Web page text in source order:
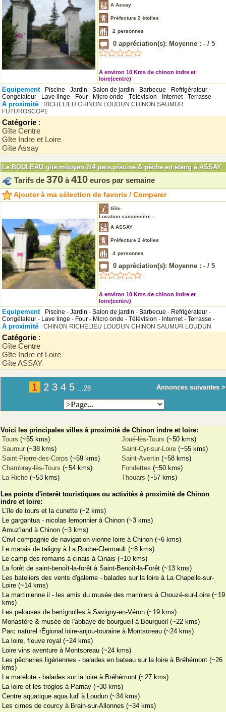
A Assay
Préfecture 2 étoiles
2 personnes
0 appréciation(s): Moyenne : - / 5
A environ 10 Kms de chinon indre et
loire(centre)
Equipement
Piscine - Jardin - Salon de jardin - Barbecue - Refrigérateur -
Congélateur - Lave linge - Four - Micro onde - Télévision - Internet - Terrasse -
A proximité RICHELIEU CHINON LOUDUN CHINON SAUMUR
FUTUROSCOPE
Catégorie :
Gîte Centre
Gîte Indre et Loire
Gîte Assay
Le BOULEAU gîte mitoyen 2/4 pers.piscine & pêche en étang à ASSAY
Tarifs de 370 à 410 euros par semaine
Ajouter à ma sélection de favoris / Comparer
Gîte-
Location saisonnière -
A ASSAY
Préfecture 2 étoiles
4 personnes
0 appréciation(s): Moyenne : - / 5
A environ 10 Kms de chinon indre et
loire(centre)
Equipement
Piscine - Jardin - Salon de jardin - Barbecue - Refrigérateur -
Congélateur - Lave linge - Four - Micro onde - Télévision - Internet - Terrasse -
A proximité CHINON RICHELIEU LOUDUN CHINON SAUMUR LOUDUN
Catégorie :
Gîte Centre
Gîte Indre et Loire
Gîte ASSAY
1 2 3 4 5 ...28 Annonces suivantes >
Voici les principales villes à proximité de Chinon indre et loire:
Tours (~55 kms) Joué-lès-Tours (~50 kms)
Saumur (~38 kms) Saint-Cyr-sur-Loire (~55 kms)
Saint-Pierre-des-Corps (~59 kms) Saint-Avertin (~58 kms)
Chambray-lès-Tours (~54 kms) Fondettes (~50 kms)
La Riche (~53 kms) Thouars (~57 kms)
Les points d'interêt touristiques ou activités à proximité de Chinon
indre et loire:
L’île de tours et la cunette (~2 kms)
Le gargantua - nicolas lemonnier à Chinon (~3 kms)
Amuz'land à Chinon (~3 kms)
Cnvl compagnie de navigation vienne loire à Chinon (~6 kms)
Le marais de taligny à La Roche-Clermault (~8 kms)
Le camp des romains à cinais à Cinais (~10 kms)
La forêt de saint-benoît-la-forêt à Saint-Benoît-la-Forêt (~13 kms)
Les bateliers des vents d'galerne - balades sur la loire à La Chapelle-sur-
Loire (~14 kms)
La martinienne ii - les amis du musée des mariniers à Chouzé-sur-Loire (~19
kms)
Les pelouses de bertignolles à Savigny-en-Véron (~19 kms)
Monastère & musée de l'abbaye de bourgueil à Bourgueil (~22 kms)
Parc naturel rÉgional loire-anjou-touraine à Montsoreau (~24 kms)
La loire, fleuve royal (~24 kms)
Loire vins aventure à Montsoreau (~24 kms)
Les pêcheries ligériennes - balades en bateau sur la loire à Bréhémont (~26
kms)
La matelote - balades sur la loire à Bréhémont (~27 kms)
La loire et les troglos à Parnay (~30 kms)
Centre aquatique aqua lud' à Loudun (~34 kms)
Les cimes de courcy à Brain-sur-Allonnes (~34 kms)